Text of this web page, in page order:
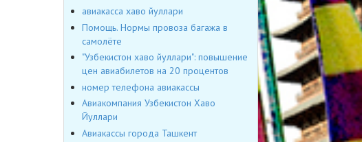
авиакасса хаво йуллари
Помощь. Нормы провоза багажа в
самолёте
"Узбекистон хаво йуллари": повышение
цен авиабилетов на 20 процентов
номер телефона авиакассы
Авиакомпания Узбекистон Хаво
Йуллари
Авиакассы города Ташкент